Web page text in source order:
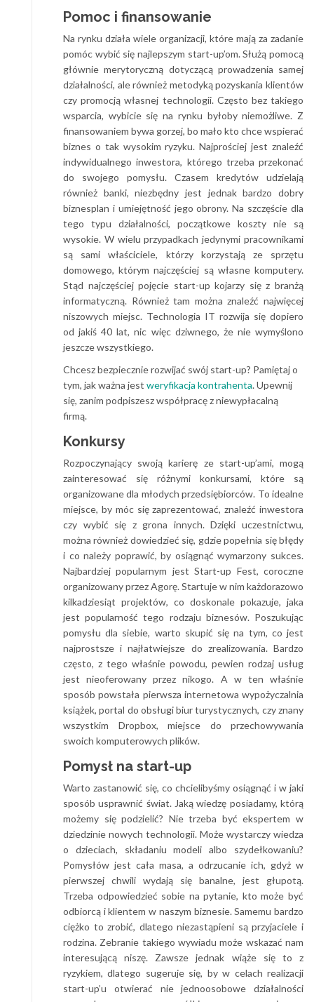
Pomoc i finansowanie
Na rynku działa wiele organizacji, które mają za zadanie
pomóc wybić się najlepszym start-up’om. Służą pomocą
głównie merytoryczną dotyczącą prowadzenia samej
działalności, ale również metodyką pozyskania klientów
czy promocją własnej technologii. Często bez takiego
wsparcia, wybicie się na rynku byłoby niemożliwe. Z
finansowaniem bywa gorzej, bo mało kto chce wspierać
biznes o tak wysokim ryzyku. Najprościej jest znaleźć
indywidualnego inwestora, którego trzeba przekonać
do swojego pomysłu. Czasem kredytów udzielają
również banki, niezbędny jest jednak bardzo dobry
biznesplan i umiejętność jego obrony. Na szczęście dla
tego typu działalności, początkowe koszty nie są
wysokie. W wielu przypadkach jedynymi pracownikami
są sami właściciele, którzy korzystają ze sprzętu
domowego, którym najczęściej są własne komputery.
Stąd najczęściej pojęcie start-up kojarzy się z branżą
informatyczną. Również tam można znaleźć najwięcej
niszowych miejsc. Technologia IT rozwija się dopiero
od jakiś 40 lat, nic więc dziwnego, że nie wymyślono
jeszcze wszystkiego.
Chcesz bezpiecznie rozwijać swój start-up? Pamiętaj o
tym, jak ważna jest weryfikacja kontrahenta. Upewnij
się, zanim podpiszesz współpracę z niewypłacalną
firmą.
Konkursy
Rozpoczynający swoją karierę ze start-up’ami, mogą
zainteresować się różnymi konkursami, które są
organizowane dla młodych przedsiębiorców. To idealne
miejsce, by móc się zaprezentować, znaleźć inwestora
czy wybić się z grona innych. Dzięki uczestnictwu,
można również dowiedzieć się, gdzie popełnia się błędy
i co należy poprawić, by osiągnąć wymarzony sukces.
Najbardziej popularnym jest Start-up Fest, coroczne
organizowany przez Agorę. Startuje w nim każdorazowo
kilkadziesiąt projektów, co doskonale pokazuje, jaka
jest popularność tego rodzaju biznesów. Poszukując
pomysłu dla siebie, warto skupić się na tym, co jest
najprostsze i najłatwiejsze do zrealizowania. Bardzo
często, z tego właśnie powodu, pewien rodzaj usług
jest nieoferowany przez nikogo. A w ten właśnie
sposób powstała pierwsza internetowa wypożyczalnia
książek, portal do obsługi biur turystycznych, czy znany
wszystkim Dropbox, miejsce do przechowywania
swoich komputerowych plików.
Pomysł na start-up
Warto zastanowić się, co chcielibyśmy osiągnąć i w jaki
sposób usprawnić świat. Jaką wiedzę posiadamy, którą
możemy się podzielić? Nie trzeba być ekspertem w
dziedzinie nowych technologii. Może wystarczy wiedza
o dzieciach, składaniu modeli albo szydełkowaniu?
Pomysłów jest cała masa, a odrzucanie ich, gdyż w
pierwszej chwili wydają się banalne, jest głupotą.
Trzeba odpowiedzieć sobie na pytanie, kto może być
odbiorcą i klientem w naszym biznesie. Samemu bardzo
ciężko to zrobić, dlatego niezastąpieni są przyjaciele i
rodzina. Zebranie takiego wywiadu może wskazać nam
interesującą niszę. Zawsze jednak wiąże się to z
ryzykiem, dlatego sugeruje się, by w celach realizacji
start-up’u otwierać nie jednoosobowe działalności